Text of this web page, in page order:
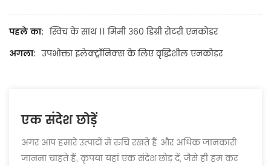
पहले का: स्विच के साथ 11 मिमी 360 डिग्री रोटरी एनकोडर
अगला: उपभोक्ता इलेक्ट्रॉनिक्स के लिए वृद्धिशील एनकोडर
एक संदेश छोड़ें
अगर आप हमारे उत्पादों में रुचि रखते हैं और अधिक जानकारी
जानना चाहते हैं, कृपया यहां एक संदेश छोड़ दें, जैसे ही हम कर